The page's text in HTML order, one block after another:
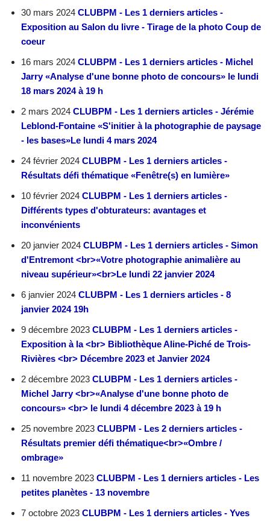
30 mars 2024 CLUBPM - Les 1 derniers articles -
Exposition au Salon du livre - Tirage de la photo Coup de
coeur
16 mars 2024 CLUBPM - Les 1 derniers articles - Michel
Jarry «Analyse d'une bonne photo de concours» le lundi
18 mars 2024 à 19 h
2 mars 2024 CLUBPM - Les 1 derniers articles - Jérémie
Leblond-Fontaine «S'initier à la photographie de paysage
- les bases»Le lundi 4 mars 2024
24 février 2024 CLUBPM - Les 1 derniers articles -
Résultats défi thématique «Fenêtre(s) en lumière»
10 février 2024 CLUBPM - Les 1 derniers articles -
Différents types d'obturateurs: avantages et
inconvénients
20 janvier 2024 CLUBPM - Les 1 derniers articles - Simon
d'Entremont <br>«Votre photographie animalière au
niveau supérieur»<br>Le lundi 22 janvier 2024
6 janvier 2024 CLUBPM - Les 1 derniers articles - 8
janvier 2024 19h
9 décembre 2023 CLUBPM - Les 1 derniers articles -
Exposition à la <br> Bibliothèque Aline-Piché de Trois-
Rivières <br> Décembre 2023 et Janvier 2024
2 décembre 2023 CLUBPM - Les 1 derniers articles -
Michel Jarry <br>«Analyse d'une bonne photo de
concours» <br> le lundi 4 décembre 2023 à 19 h
25 novembre 2023 CLUBPM - Les 2 derniers articles -
Résultats premier défi thématique<br>«Ombre /
ombrage»
11 novembre 2023 CLUBPM - Les 1 derniers articles - Les
petites planètes - 13 novembre
7 octobre 2023 CLUBPM - Les 1 derniers articles - Yves